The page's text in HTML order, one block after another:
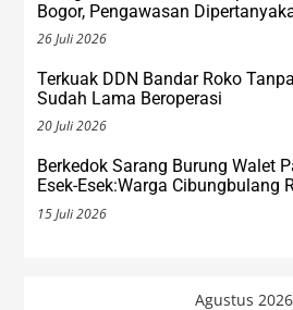
Bogor, Pengawasan
26 Juli 2026
Terkuak DDN Bandar Roko
Sudah Lama Beroperasi
20 Juli 2026
Berkedok Sarang Burung Walet
Esek-Esek:Warga Cibungbulang
15 Juli 2026
Agustus 2026